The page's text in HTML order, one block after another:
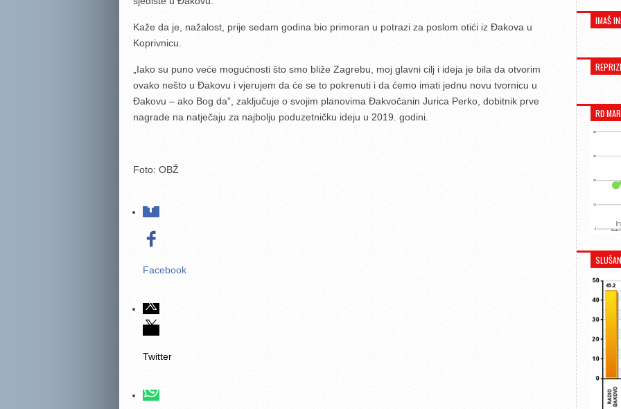
Kaže da je, nažalost, prije sedam godina bio primoran u potrazi za poslom otići iz Đakova u
Koprivnicu.
„Iako su puno veće mogućnosti što smo bliže Zagrebu, moj glavni cilj i ideja je bila da otvorim
ovako nešto u Đakovu i vjerujem da će se to pokrenuti i da ćemo imati jednu novu tvornicu u
Đakovu – ako Bog da”, zaključuje o svojim planovima Đakvočanin Jurica Perko, dobitnik prve
nagrade na natječaju za najbolju poduzetničku ideju u 2019. godini.
Foto: OBŽ
Facebook
Twitter
IMAŠ
RĐ